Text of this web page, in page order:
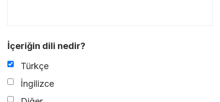
İçeriğin dili nedir?
Türkçe
İngilizce